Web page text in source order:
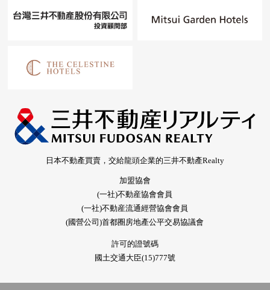
日本不動產買賣，交給龍頭企業的三井不動產Realty
加盟協會
(一社)不動産協會會員
(一社)不動産流通經營協會會員
(國營公司)首都圈房地產公平交易協議會
許可的證號碼
國土交通大臣(15)777號